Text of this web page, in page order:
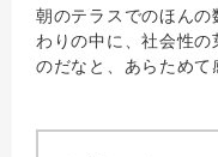
朝のテラスでのほん
わりの中に、社会性の
のだなと、あらためて